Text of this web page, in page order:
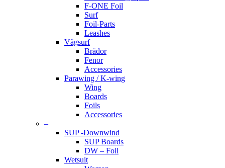
F-ONE Foil
Surf
Foil-Parts
Leashes
Vågsurf
Brädor
Fenor
Accessories
Parawing / K-wing
Wing
Boards
Foils
Accessories
–
SUP -Downwind
SUP Boards
DW – Foil
Wetsuit